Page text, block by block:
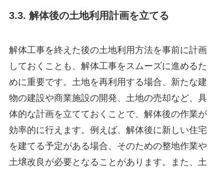
3.3. 解体後の土地利用計画を立てる
解体工事を終えた後の土地利用方法を事前に計画
しておくことも、解体工事をスムーズに進めるた
めに重要です。土地を再利用する場合、新たな建
物の建設や商業施設の開発、土地の売却など、具
体的な計画を立てておくことで、解体後の作業が
効率的に行えます。例えば、解体後に新しい住宅
を建てる予定がある場合、そのための整地作業や
土壌改良が必要となることがあります。また、土